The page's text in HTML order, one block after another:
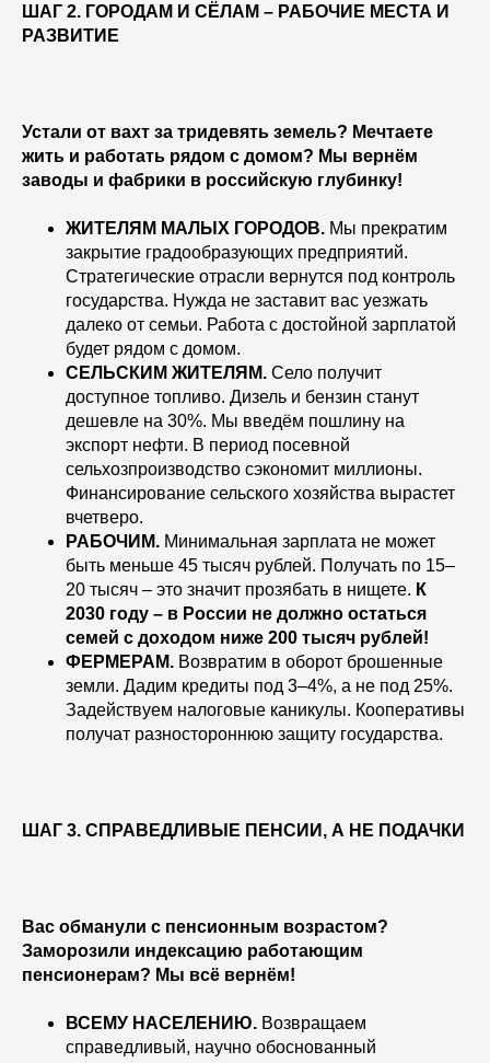
ШАГ 2. ГОРОДАМ И СЁЛАМ – РАБОЧИЕ МЕСТА И
РАЗВИТИЕ
Устали от вахт за тридевять земель? Мечтаете
жить и работать рядом с домом? Мы вернём
заводы и фабрики в российскую глубинку!
ЖИТЕЛЯМ МАЛЫХ ГОРОДОВ. Мы прекратим
закрытие градообразующих предприятий.
Стратегические отрасли вернутся под контроль
государства. Нужда не заставит вас уезжать
далеко от семьи. Работа с достойной зарплатой
будет рядом с домом.
СЕЛЬСКИМ ЖИТЕЛЯМ. Село получит
доступное топливо. Дизель и бензин станут
дешевле на 30%. Мы введём пошлину на
экспорт нефти. В период посевной
сельхозпроизводство сэкономит миллионы.
Финансирование сельского хозяйства вырастет
вчетверо.
РАБОЧИМ. Минимальная зарплата не может
быть меньше 45 тысяч рублей. Получать по 15–
20 тысяч – это значит прозябать в нищете. К
2030 году – в России не должно остаться
семей с доходом ниже 200 тысяч рублей!
ФЕРМЕРАМ. Возвратим в оборот брошенные
земли. Дадим кредиты под 3–4%, а не под 25%.
Задействуем налоговые каникулы. Кооперативы
получат разностороннюю защиту государства.
ШАГ 3. СПРАВЕДЛИВЫЕ ПЕНСИИ, А НЕ ПОДАЧКИ
Вас обманули с пенсионным возрастом?
Заморозили индексацию работающим
пенсионерам? Мы всё вернём!
ВСЕМУ НАСЕЛЕНИЮ. Возвращаем
справедливый, научно обоснованный